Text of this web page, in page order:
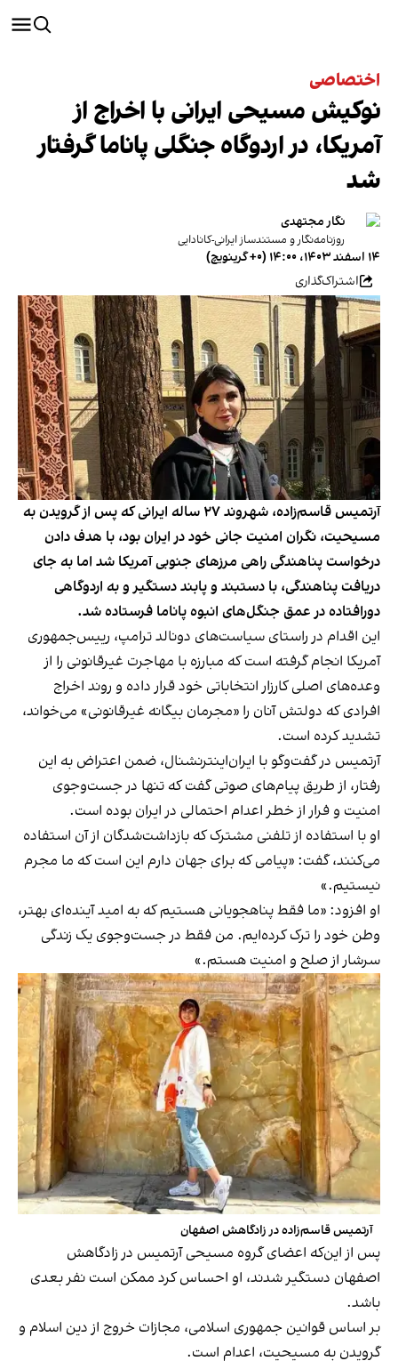
اختصاصی
نوکیش مسیحی ایرانی با اخراج از
آمریکا، در اردوگاه جنگلی پاناما گرفتار
شد
نگار مجتهدی
روزنامه‌نگار و مستندساز ایرانی-کانادایی
۱۴ اسفند ۱۴۰۳، ۱۴:۰۰ (‎+۰ گرینویچ)
اشتراک‌گذاری
آرتمیس قاسم‌زاده، شهروند ۲۷ ساله ایرانی که پس از گرویدن به
مسیحیت، نگران امنیت جانی خود در ایران بود، با هدف دادن
درخواست پناهندگی راهی مرزهای جنوبی آمریکا شد اما به جای
دریافت پناهندگی، با دستبند و پابند دستگیر و به اردوگاهی
دورافتاده در عمق جنگل‌های انبوه پاناما فرستاده شد.
این اقدام در راستای سیاست‌های دونالد ترامپ، رییس‌جمهوری
آمریکا انجام گرفته‌ است که مبارزه با مهاجرت غیرقانونی را از
وعده‌های اصلی کارزار انتخاباتی خود قرار داده و روند اخراج
افرادی که دولتش آنان را «مجرمان بیگانه غیرقانونی» می‌خواند،
تشدید کرده ‌است.
آرتمیس در گفت‌وگو با ایران‌اینترنشنال، ضمن اعتراض به این
رفتار، از طریق پیام‌های صوتی گفت که تنها در جست‌وجوی
امنیت و فرار از خطر اعدام احتمالی در ایران بوده ‌است.
او با استفاده از تلفنی مشترک که بازداشت‌شدگان از آن استفاده
می‌کنند، گفت: «پیامی که برای جهان دارم این است که ما مجرم
نیستیم.»
او افزود: «ما فقط پناهجویانی هستیم که به امید آینده‌ای بهتر،
وطن خود را ترک کرده‌ایم. من فقط در جست‌وجوی یک زندگی
سرشار از صلح و امنیت هستم.»
آرتمیس قاسم‌زاده در زادگاهش اصفهان
پس از این‌که اعضای گروه مسیحی آرتمیس در زادگاهش
اصفهان دستگیر شدند، او احساس کرد ممکن است نفر بعدی
باشد.
بر اساس قوانین جمهوری اسلامی، مجازات خروج از دین اسلام و
گرویدن به مسیحیت، اعدام است.